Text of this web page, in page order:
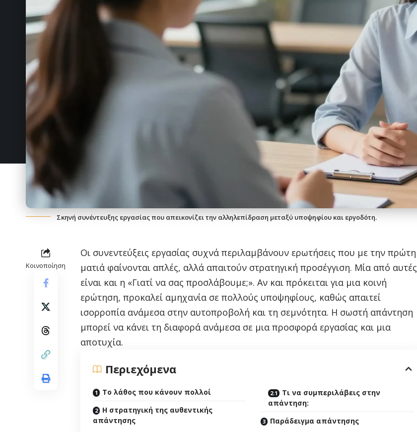
Σκηνή συνέντευξης εργασίας που απεικονίζει την αλληλεπίδραση μεταξύ υποψηφίου και εργοδότη.
Κοινοποίηση
Οι συνεντεύξεις εργασίας συχνά περιλαμβάνουν ερωτήσεις που με την πρώτη
ματιά φαίνονται απλές, αλλά απαιτούν στρατηγική προσέγγιση. Μία από αυτές
είναι και η «Γιατί να σας προσλάβουμε;». Αν και πρόκειται για μια κοινή
ερώτηση, προκαλεί αμηχανία σε πολλούς υποψηφίους, καθώς απαιτεί
ισορροπία ανάμεσα στην αυτοπροβολή και τη σεμνότητα. Η σωστή απάντηση
μπορεί να κάνει τη διαφορά ανάμεσα σε μια προσφορά εργασίας και μια
αποτυχία.
Περιεχόμενα
Το λάθος που κάνουν πολλοί
Η στρατηγική της αυθεντικής
απάντησης
Τι να συμπεριλάβεις στην
απάντηση:
Παράδειγμα απάντησης